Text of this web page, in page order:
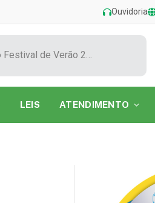
Ouvidoria
Show de Tarcísio do Acordeon encerra o Festival de Verão 2026 na Praia do Caripi
LEIS ATENDIMENTO